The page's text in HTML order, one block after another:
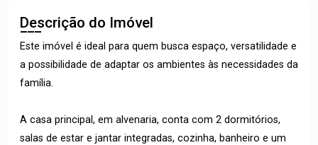
Descrição do Imóvel
Este imóvel é ideal para quem busca espaço, versatilidade e
a possibilidade de adaptar os ambientes às necessidades da
família.
A casa principal, em alvenaria, conta com 2 dormitórios,
salas de estar e jantar integradas, cozinha, banheiro e um